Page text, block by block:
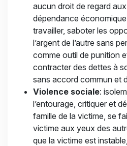
aucun droit de regard
dépendance
travailler, saboter les
l’argent de l’autre sans
comme outil de punition
contracter des dettes à
sans accord commun et
Violence sociale:
l’entourage, critiquer et
famille de la victime, se
victime aux yeux des
que la victime est